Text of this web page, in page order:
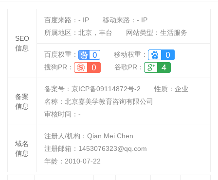
SEO
信息
百度来路： - IP 移动来路： - IP
所属地区：北京，丰台
网站类型：生活服务
百度权重：
移动权重：
搜狗PR：
谷歌PR：
备案
信息
备案号：京ICP备09114872号-2 性质： 企业
名称： 北京嘉美学教育咨询有限公司
审核时间： -
域名
信息
注册人/机构：Qian Mei Chen
注册邮箱：1453076323@qq.com
年龄：2010-07-22